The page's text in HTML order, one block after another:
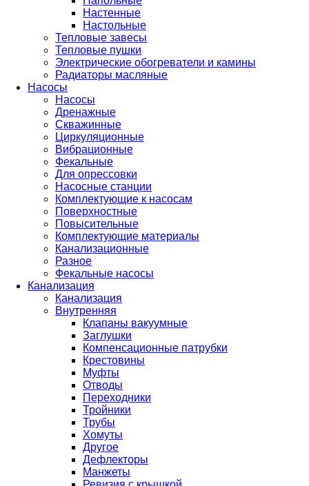
Настенные
Настольные
Тепловые завесы
Тепловые пушки
Электрические обогреватели и камины
Радиаторы масляные
Насосы
Насосы
Дренажные
Скважинные
Циркуляционные
Вибрационные
Фекальные
Для опрессовки
Насосные станции
Комплектующие к насосам
Поверхностные
Повысительные
Комплектующие материалы
Канализационные
Разное
Фекальные насосы
Канализация
Канализация
Внутренняя
Клапаны вакуумные
Заглушки
Компенсационные патрубки
Крестовины
Муфты
Отводы
Переходники
Тройники
Трубы
Хомуты
Другое
Дефлекторы
Манжеты